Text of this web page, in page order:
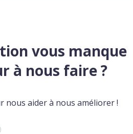
vous manque
à nous faire ?
nous aider à nous améliorer !